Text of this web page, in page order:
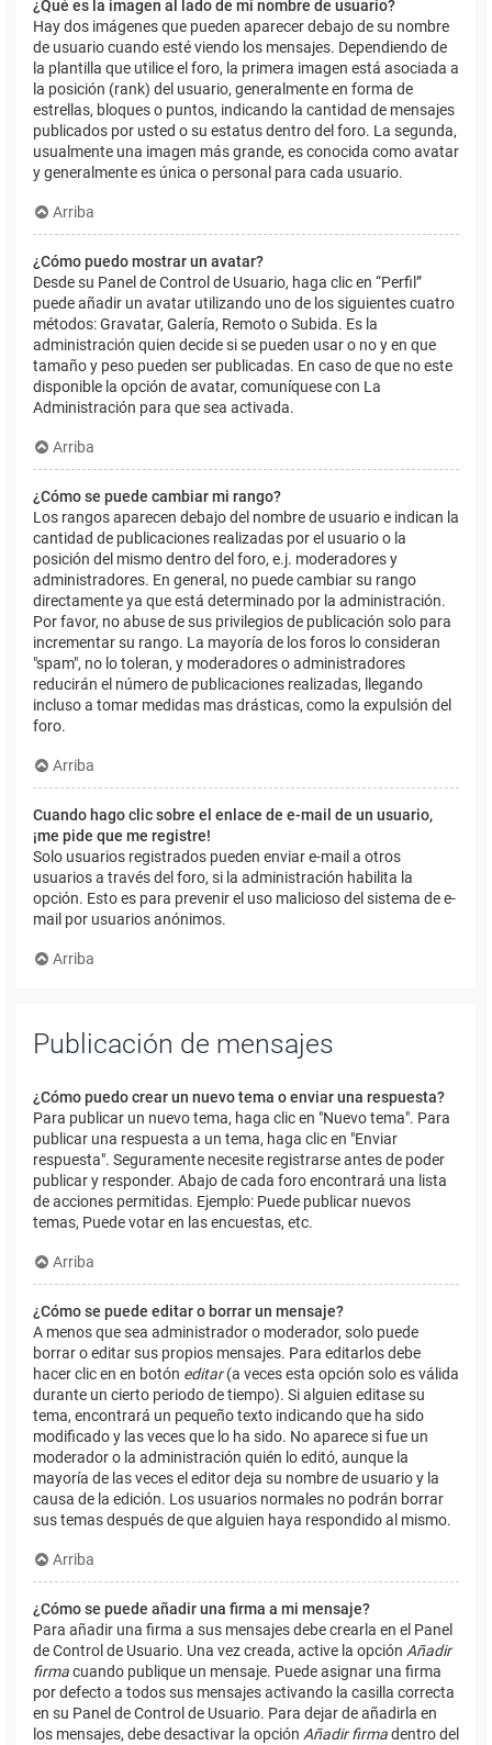
¿Qué es la imagen al lado de mi nombre de usuario?
Hay dos imágenes que pueden aparecer debajo de su nombre
de usuario cuando esté viendo los mensajes. Dependiendo de
la plantilla que utilice el foro, la primera imagen está asociada a
la posición (rank) del usuario, generalmente en forma de
estrellas, bloques o puntos, indicando la cantidad de mensajes
publicados por usted o su estatus dentro del foro. La segunda,
usualmente una imagen más grande, es conocida como avatar
y generalmente es única o personal para cada usuario.
Arriba
¿Cómo puedo mostrar un avatar?
Desde su Panel de Control de Usuario, haga clic en “Perfil”
puede añadir un avatar utilizando uno de los siguientes cuatro
métodos: Gravatar, Galería, Remoto o Subida. Es la
administración quien decide si se pueden usar o no y en que
tamaño y peso pueden ser publicadas. En caso de que no este
disponible la opción de avatar, comuníquese con La
Administración para que sea activada.
Arriba
¿Cómo se puede cambiar mi rango?
Los rangos aparecen debajo del nombre de usuario e indican la
cantidad de publicaciones realizadas por el usuario o la
posición del mismo dentro del foro, e.j. moderadores y
administradores. En general, no puede cambiar su rango
directamente ya que está determinado por la administración.
Por favor, no abuse de sus privilegios de publicación solo para
incrementar su rango. La mayoría de los foros lo consideran
"spam", no lo toleran, y moderadores o administradores
reducirán el número de publicaciones realizadas, llegando
incluso a tomar medidas mas drásticas, como la expulsión del
foro.
Arriba
Cuando hago clic sobre el enlace de e-mail de un usuario,
¡me pide que me registre!
Solo usuarios registrados pueden enviar e-mail a otros
usuarios a través del foro, si la administración habilita la
opción. Esto es para prevenir el uso malicioso del sistema de e-
mail por usuarios anónimos.
Arriba
Publicación de mensajes
¿Cómo puedo crear un nuevo tema o enviar una respuesta?
Para publicar un nuevo tema, haga clic en "Nuevo tema". Para
publicar una respuesta a un tema, haga clic en "Enviar
respuesta". Seguramente necesite registrarse antes de poder
publicar y responder. Abajo de cada foro encontrará una lista
de acciones permitidas. Ejemplo: Puede publicar nuevos
temas, Puede votar en las encuestas, etc.
Arriba
¿Cómo se puede editar o borrar un mensaje?
A menos que sea administrador o moderador, solo puede
borrar o editar sus propios mensajes. Para editarlos debe
hacer clic en en botón editar(a veces esta opción solo es válida
durante un cierto periodo de tiempo). Si alguien editase su
tema, encontrará un pequeño texto indicando que ha sido
modificado y las veces que lo ha sido. No aparece si fue un
moderador o la administración quién lo editó, aunque la
mayoría de las veces el editor deja su nombre de usuario y la
causa de la edición. Los usuarios normales no podrán borrar
sus temas después de que alguien haya respondido al mismo.
Arriba
¿Cómo se puede añadir una firma a mi mensaje?
Para añadir una firma a sus mensajes debe crearla en el Panel
de Control de Usuario. Una vez creada, active la opción Añadir
firmacuando publique un mensaje. Puede asignar una firma
por defecto a todos sus mensajes activando la casilla correcta
en su Panel de Control de Usuario. Para dejar de añadirla en
los mensajes, debe desactivar la opción Añadir firmadentro del